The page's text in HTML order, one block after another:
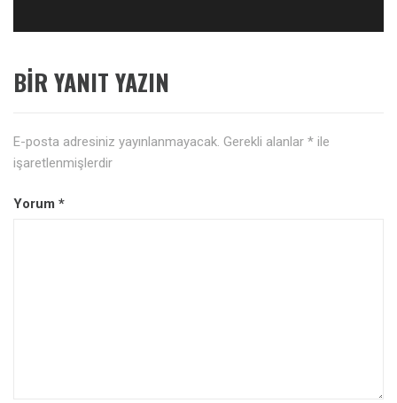
BIR YANIT YAZIN
E-posta adresiniz yayınlanmayacak. Gerekli alanlar * ile
işaretlenmişlerdir
Yorum *